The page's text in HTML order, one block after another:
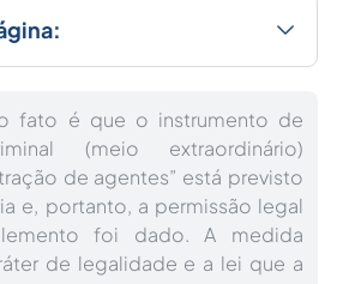
fato é que o instrumento de
(meio extraordinário)
de agentes” está previsto
e, portanto, a permissão legal
foi dado. A medida
de legalidade e a lei que a